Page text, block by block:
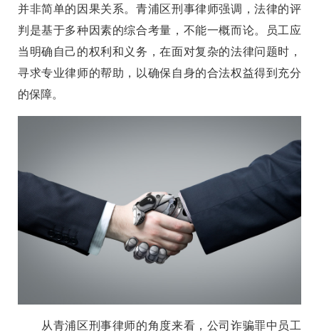
并非简单的因果关系。青浦区刑事律师强调，法律的评
判是基于多种因素的综合考量，不能一概而论。员工应
当明确自己的权利和义务，在面对复杂的法律问题时，
寻求专业律师的帮助，以确保自身的合法权益得到充分
的保障。
从青浦区刑事律师的角度来看，公司诈骗罪中员工